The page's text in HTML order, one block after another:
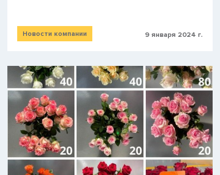
Новости компании 9 января 2024 г.